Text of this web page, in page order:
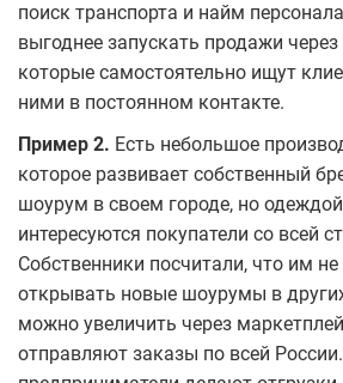
поиск транспорта и найм
выгоднее запускать продажи
которые самостоятельно ищут
ними в постоянном контакте.
Пример 2. Есть небольшое
которое развивает собственный
шоурум в своем городе, но
интересуются покупатели со всей
Собственники посчитали, что им
открывать новые шоурумы в
можно увеличить через
отправляют заказы по всей